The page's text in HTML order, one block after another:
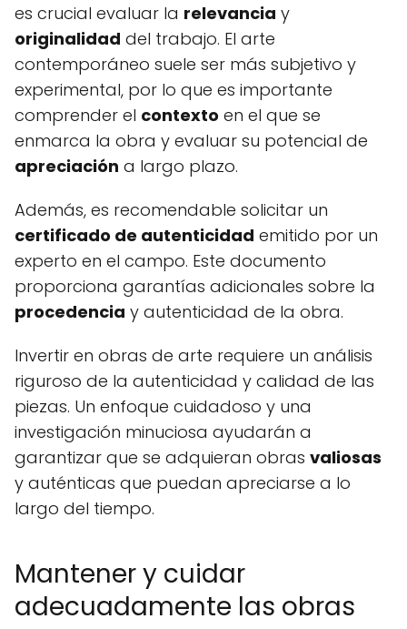
es crucial evaluar la relevancia y
originalidad del trabajo. El arte
contemporáneo suele ser más subjetivo y
experimental, por lo que es importante
comprender el contexto en el que se
enmarca la obra y evaluar su potencial de
apreciación a largo plazo.
Además, es recomendable solicitar un
certificado de autenticidad emitido por un
experto en el campo. Este documento
proporciona garantías adicionales sobre la
procedencia y autenticidad de la obra.
Invertir en obras de arte requiere un análisis
riguroso de la autenticidad y calidad de las
piezas. Un enfoque cuidadoso y una
investigación minuciosa ayudarán a
garantizar que se adquieran obras valiosas
y auténticas que puedan apreciarse a lo
largo del tiempo.
Mantener y cuidar
adecuadamente las obras